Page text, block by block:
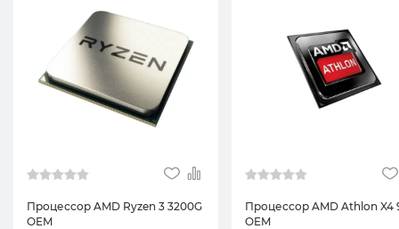
Процессор AMD Ryzen 3 3200G
OEM
Процессор AMD Athlon X4
OEM